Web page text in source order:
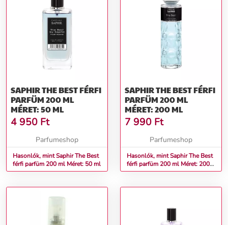
SAPHIR THE BEST FÉRFI
PARFÜM 200 ML
MÉRET: 50 ML
4 950 Ft
Parfumeshop
Hasonlók, mint Saphir The Best
férfi parfüm 200 ml Méret: 50 ml
SAPHIR THE BEST FÉRFI
PARFÜM 200 ML
MÉRET: 200 ML
7 990 Ft
Parfumeshop
Hasonlók, mint Saphir The Best
férfi parfüm 200 ml Méret: 200
ml